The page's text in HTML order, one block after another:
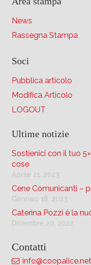
News
Rassegna Stampa
Soci
Pubblica articolo
Modifica Articolo
LOGOUT
Ultime notizie
Sostienici con il tuo
cose
Aprile 21, 2023
Cene Comunicanti –
Gennaio 18, 2023
Caterina Pozzi è la
Dicembre 20, 2022
Contatti
info@coopalice.net